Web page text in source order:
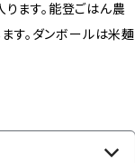
ます。能登ごはん農
す。ダンボールは米麺